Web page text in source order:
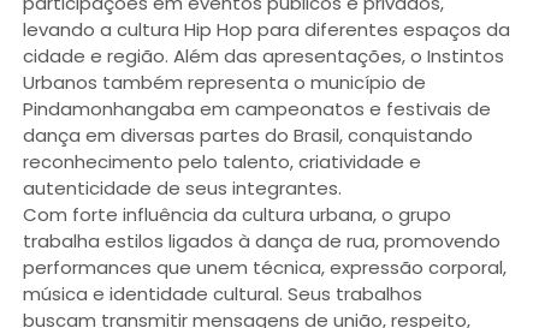
levando a cultura Hip Hop para diferentes espaços da
cidade e região. Além das apresentações, o Instintos
Urbanos também representa o município de
Pindamonhangaba em campeonatos e festivais de
dança em diversas partes do Brasil, conquistando
reconhecimento pelo talento, criatividade e
autenticidade de seus integrantes.
Com forte influência da cultura urbana, o grupo
trabalha estilos ligados à dança de rua, promovendo
performances que unem técnica, expressão corporal,
música e identidade cultural. Seus trabalhos
buscam transmitir mensagens de união, respeito,